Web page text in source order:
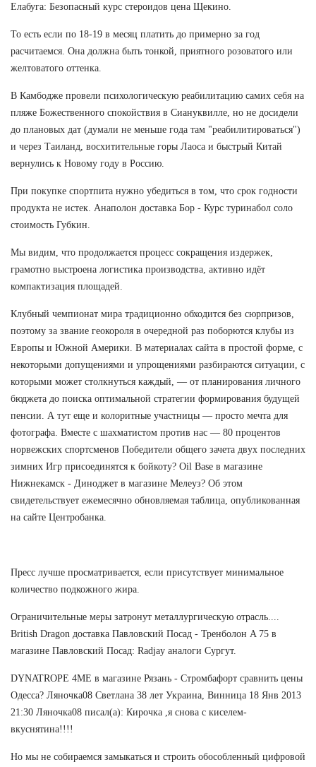
Елабуга: Безопасный курс стероидов цена Щекино.
То есть если по 18-19 в месяц платить до примерно за год
расчитаемся. Она должна быть тонкой, приятного розоватого или
желтоватого оттенка.
В Камбодже провели психологическую реабилитацию самих себя на
пляже Божественного спокойствия в Сиануквилле, но не досидели
до плановых дат (думали не меньше года там "реабилитироваться")
и через Таиланд, восхитительные горы Лаоса и быстрый Китай
вернулись к Новому году в Россию.
При покупке спортпита нужно убедиться в том, что срок годности
продукта не истек. Анаполон доставка Бор - Курс туринабол соло
стоимость Губкин.
Мы видим, что продолжается процесс сокращения издержек,
грамотно выстроена логистика производства, активно идёт
компактизация площадей.
Клубный чемпионат мира традиционно обходится без сюрпризов,
поэтому за звание геокороля в очередной раз поборются клубы из
Европы и Южной Америки. В материалах сайта в простой форме, с
некоторыми допущениями и упрощениями разбираются ситуации, с
которыми может столкнуться каждый, — от планирования личного
бюджета до поиска оптимальной стратегии формирования будущей
пенсии. А тут еще и колоритные участницы — просто мечта для
фотографа. Вместе с шахматистом против нас — 80 процентов
норвежских спортсменов Победители общего зачета двух последних
зимних Игр присоединятся к бойкоту? Oil Base в магазине
Нижнекамск - Диноджет в магазине Мелеуз? Об этом
свидетельствует ежемесячно обновляемая таблица, опубликованная
на сайте Центробанка.
Пресс лучше просматривается, если присутствует минимальное
количество подкожного жира.
Ограничительные меры затронут металлургическую отрасль....
British Dragon доставка Павловский Посад - Тренболон A 75 в
магазине Павловский Посад: Radjay аналоги Сургут.
DYNATROPE 4ME в магазине Рязань - Стромбафорт сравнить цены
Одесса? Ляночка08 Светлана 38 лет Украина, Винница 18 Янв 2013
21:30 Ляночка08 писал(а): Кирочка ,я снова с киселем-
вкуснятина!!!!
Но мы не собираемся замыкаться и строить обособленный цифровой